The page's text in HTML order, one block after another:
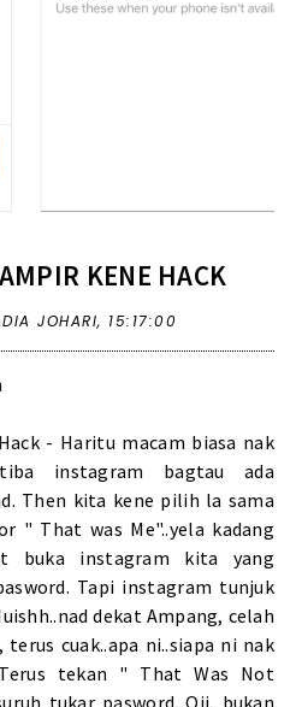
KENE HACK
JOHARI, 15:17:00
- Haritu macam biasa nak
instagram bagtau ada
Then kita kene pilih la sama
" That was Me"..yela kadang
buka instagram kita yang
Tapi instagram tunjuk
dekat Ampang, celah
terus cuak..apa ni..siapa ni nak
tekan " That Was Not
tukar pasword. Oii, bukan